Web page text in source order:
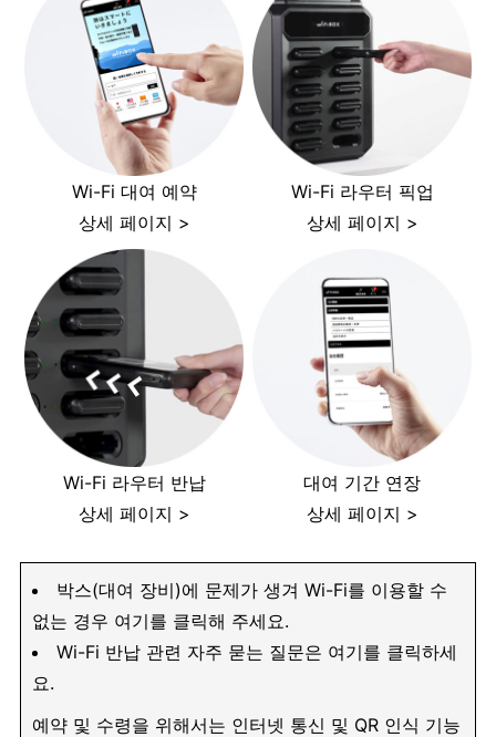
Wi-Fi 대여 예약
상세 페이지 >
Wi-Fi 라우터 픽업
상세 페이지 >
Wi-Fi 라우터 반납
상세 페이지 >
대여 기간 연장
상세 페이지 >
박스(대여 장비)에 문제가 생겨 Wi-Fi를 이용할 수
없는 경우 여기를 클릭해 주세요.
Wi-Fi 반납 관련 자주 묻는 질문은 여기를 클릭하세
요.
예약 및 수령을 위해서는 인터넷 통신 및 QR 인식 기능